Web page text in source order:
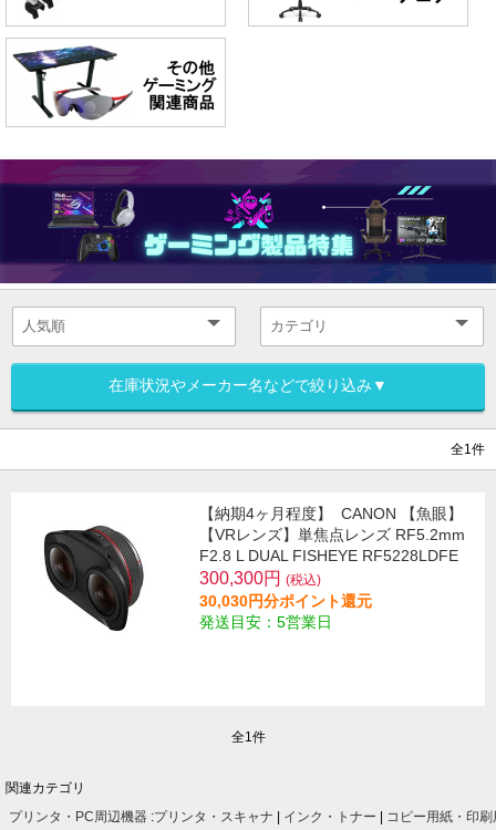
在庫状況やメーカー名などで絞り込み▼
全1件
【納期4ヶ月程度】
CANON 【魚眼】
【VRレンズ】単焦点レンズ RF5.2mm
F2.8 L DUAL FISHEYE RF5228LDFE
300,300円 (税込)
30,030円分ポイント還元
発送目安：5営業日
全1件
関連カテゴリ
プリンタ・PC周辺機器 :プリンタ・スキャナ | インク・トナー | コピー用紙・印刷